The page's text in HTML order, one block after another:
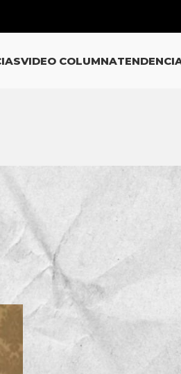
VIDEO COLUMNA
CATEGORÍAS
NOTICIAS
OPINIÓN